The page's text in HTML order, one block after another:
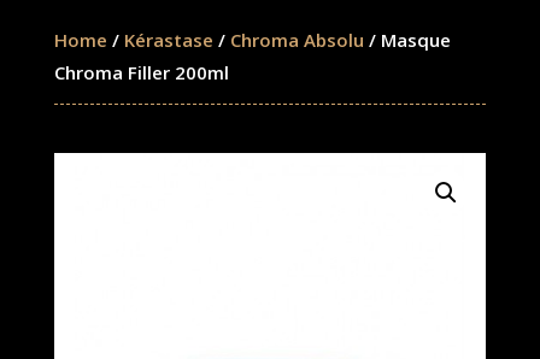
Home / Kérastase / Chroma Absolu / Masque
Chroma Filler 200ml